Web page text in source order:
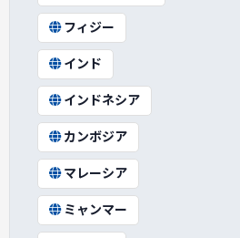
フィジー
インド
インドネシア
カンボジア
マレーシア
ミャンマー